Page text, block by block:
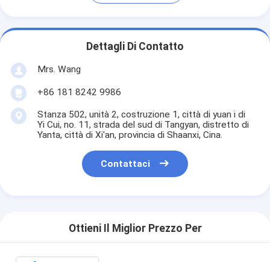
Dettagli Di Contatto
Mrs. Wang
+86 181 8242 9986
Stanza 502, unità 2, costruzione 1, città di yuan i di
Yi Cui, no. 11, strada del sud di Tangyan, distretto di
Yanta, città di Xi'an, provincia di Shaanxi, Cina.
Contattaci
Ottieni Il Miglior Prezzo Per